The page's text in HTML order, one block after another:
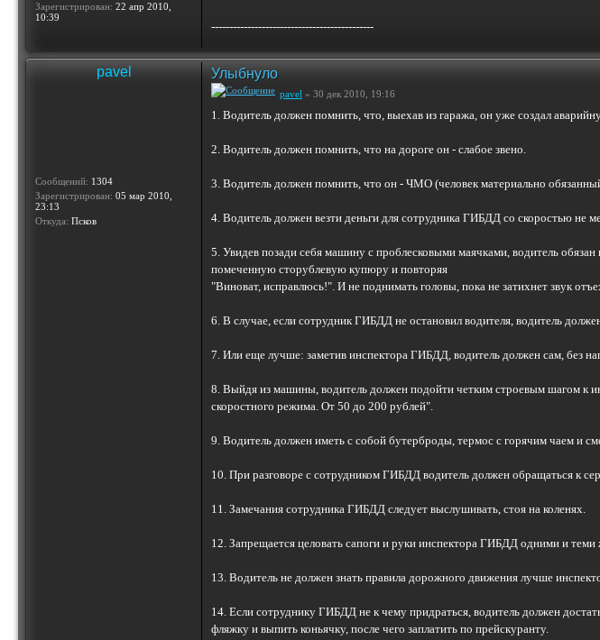
Зарегистрирован: 22 апр 2010,
10:39
---------------------------------------------
pavel
Сообщений: 1304
Зарегистрирован: 05 мар 2010,
23:13
Откуда: Псков
Улыбнуло
pavel » 30 дек 2010, 19:16
1. Водитель должен помнить, что, выехав из гаража, он уже создал
2. Водитель должен помнить, что на дороге он - слабое звено.
3. Водитель должен помнить, что он - ЧМО (человек материально
4. Водитель должен везти деньги для сотрудника ГИБДД со скоростью не
5. Увидев позади себя машину с проблесковыми маячками, водитель
помеченную сторублевую купюру и повторяя
"Виноват, исправлюсь!". И не поднимать головы, пока не затихнет звук
6. В случае, если сотрудник ГИБДД не остановил водителя, водитель
7. Или еще лучше: заметив инспектора ГИБДД, водитель должен сам, без
8. Выйдя из машины, водитель должен подойти четким строевым шагом к
скоростного режима. От 50 до 200 рублей".
9. Водитель должен иметь с собой бутерброды, термос с горячим чаем и
10. При разговоре с сотрудником ГИБДД водитель должен обращаться к
11. Замечания сотрудника ГИБДД следует выслушивать, стоя на коленях.
12. Запрещается целовать сапоги и руки инспектора ГИБДД одними и
13. Водитель не должен знать правила дорожного движения лучше
14. Если сотруднику ГИБДД не к чему придраться, водитель должен
фляжку и выпить коньячку, после чего заплатить по прейскуранту.